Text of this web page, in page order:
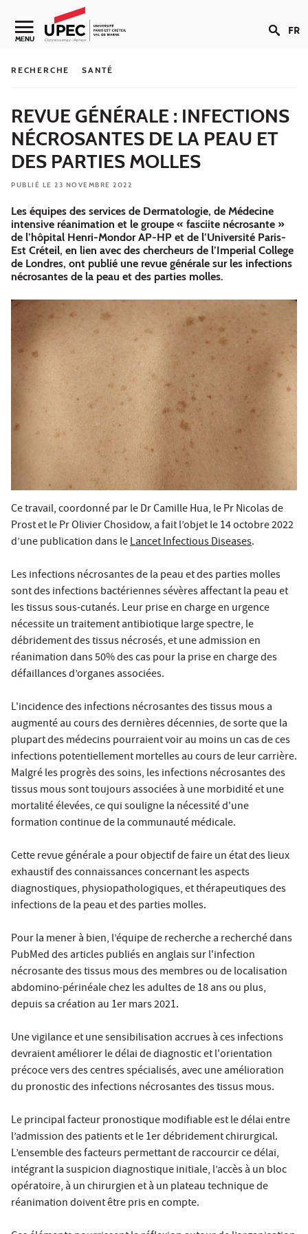
Aller au contenu
Navigation secondaire
MENU FR
RECHERCHE SANTÉ
REVUE GÉNÉRALE : INFECTIONS
NÉCROSANTES DE LA PEAU ET
DES PARTIES MOLLES
PUBLIÉ LE 23 NOVEMBRE 2022
Les équipes des services de Dermatologie, de Médecine
intensive réanimation et le groupe « fasciite nécrosante »
de l’hôpital Henri-Mondor AP-HP et de l’Université Paris-
Est Créteil, en lien avec des chercheurs de l’Imperial College
de Londres, ont publié une revue générale sur les infections
nécrosantes de la peau et des parties molles.
Ce travail, coordonné par le Dr Camille Hua, le Pr Nicolas de
Prost et le Pr Olivier Chosidow, a fait l’objet le 14 octobre 2022
d’une publication dans leLancet Infectious Diseases.
Les infections nécrosantes de la peau et des parties molles
sont des infections bactériennes sévères affectant la peau et
les tissus sous-cutanés. Leur prise en charge en urgence
nécessite un traitement antibiotique large spectre, le
débridement des tissus nécrosés, et une admission en
réanimation dans 50% des cas pour la prise en charge des
défaillances d’organes associées.
L'incidence des infections nécrosantes des tissus mous a
augmenté au cours des dernières décennies, de sorte que la
plupart des médecins pourraient voir au moins un cas de ces
infections potentiellement mortelles au cours de leur carrière.
Malgré les progrès des soins, les infections nécrosantes des
tissus mous sont toujours associées à une morbidité et une
mortalité élevées, ce qui souligne la nécessité d'une
formation continue de la communauté médicale.
Cette revue générale a pour objectif de faire un état des lieux
exhaustif des connaissances concernant les aspects
diagnostiques, physiopathologiques, et thérapeutiques des
infections de la peau et des parties molles.
Pour la mener à bien, l’équipe de recherche a recherché dans
PubMed des articles publiés en anglais sur l'infection
nécrosante des tissus mous des membres ou de localisation
abdomino-périnéale chez les adultes de 18 ans ou plus,
depuis sa création au 1er mars 2021.
Une vigilance et une sensibilisation accrues à ces infections
devraient améliorer le délai de diagnostic et l'orientation
précoce vers des centres spécialisés, avec une amélioration
du pronostic des infections nécrosantes des tissus mous.
Le principal facteur pronostique modifiable est le délai entre
l’admission des patients et le 1er débridement chirurgical.
L’ensemble des facteurs permettant de raccourcir ce délai,
intégrant la suspicion diagnostique initiale, l’accès à un bloc
opératoire, à un chirurgien et à un plateau technique de
réanimation doivent être pris en compte.